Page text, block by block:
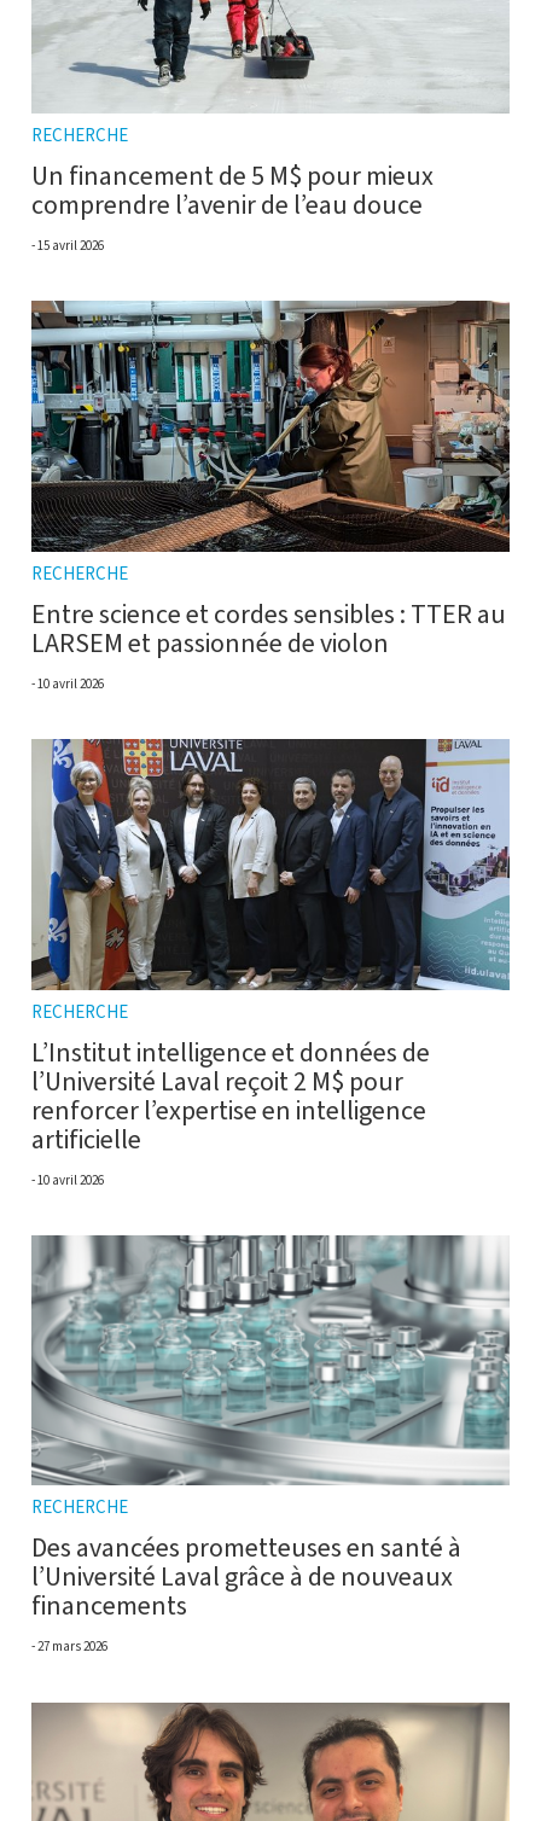
RECHERCHE
Un financement de 5 M$ pour mieux
comprendre l’avenir de l’eau douce
15 avril 2026
RECHERCHE
Entre science et cordes sensibles : TTER au
LARSEM et passionnée de violon
10 avril 2026
RECHERCHE
L’Institut intelligence et données de
l’Université Laval reçoit 2 M$ pour
renforcer l’expertise en intelligence
artificielle
10 avril 2026
RECHERCHE
Des avancées prometteuses en santé à
l’Université Laval grâce à de nouveaux
financements
27 mars 2026